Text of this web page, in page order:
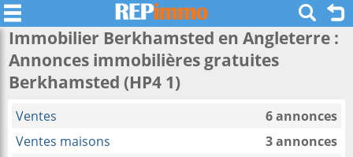
Immobilier Berkhamsted en Angleterre :
Annonces immobilières gratuites
Berkhamsted (HP4 1)
Ventes
6 annonces
Ventes maisons
3 annonces